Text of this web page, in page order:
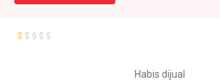
Habis dijual